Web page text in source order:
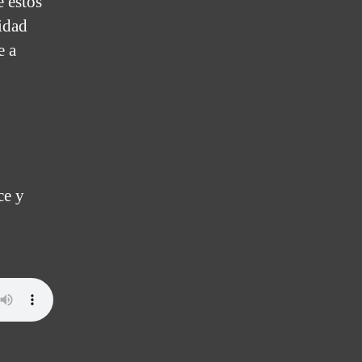
a
y